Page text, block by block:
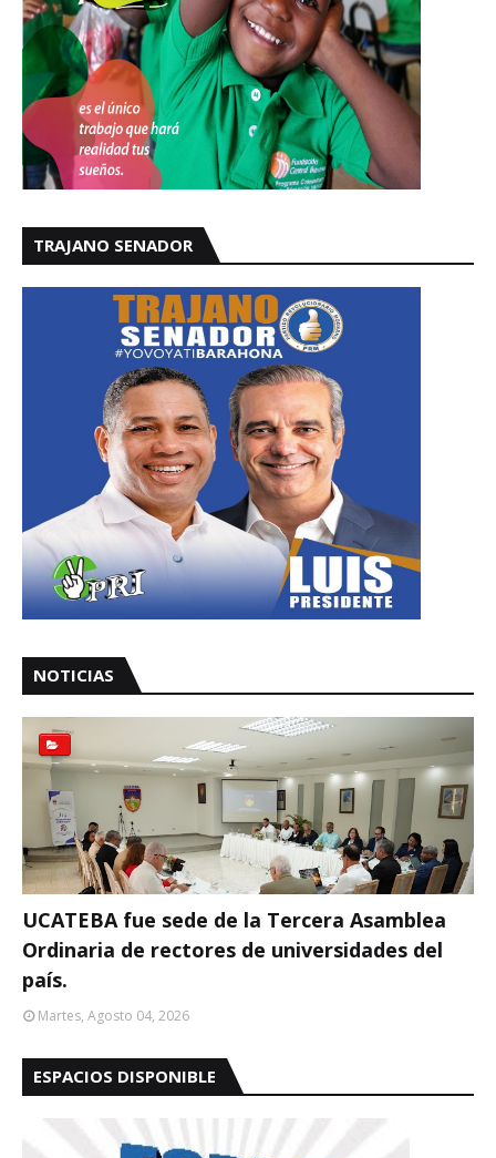
TRAJANO SENADOR
NOTICIAS
UCATEBA fue sede de la Tercera Asamblea
Ordinaria de rectores de universidades del
país.
Martes, Agosto 04, 2026
ESPACIOS DISPONIBLE